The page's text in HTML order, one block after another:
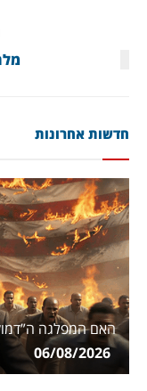
חדשות אחרונות
האם המפלגה
06/08/2026